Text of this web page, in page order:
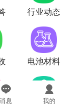
息 我的
行业动态
电池材料